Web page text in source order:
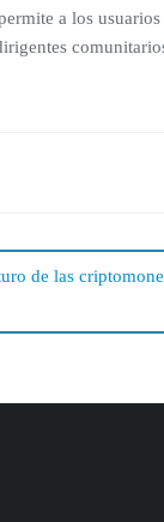
a los usuarios
de las